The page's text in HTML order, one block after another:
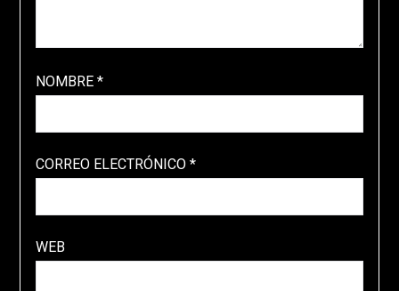
NOMBRE *
CORREO ELECTRÓNICO *
WEB